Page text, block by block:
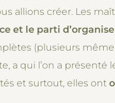
allions créer. Les
et le parti
(plusieurs même
a qui l’on a
et surtout, elles ont